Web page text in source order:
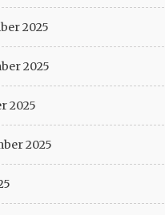
2025
2025
2025
2025